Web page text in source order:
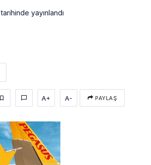
tarihinde yayınlandı
A+ A- PAYLAŞ